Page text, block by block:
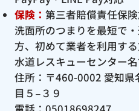
保険： 第三者賠償責任保
洗面所のつまりを最短で
方、初めて業者を利用す
水道レスキューセンター
住所：〒460-0002 愛知県
目５−３９